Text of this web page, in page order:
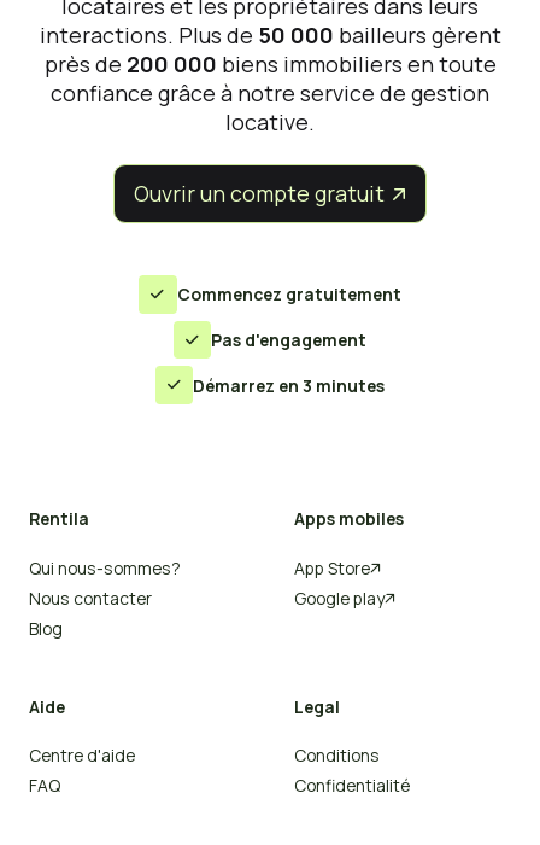
interactions. Plus de 50 000 bailleurs gèrent
près de 200 000 biens immobiliers en toute
confiance grâce à notre service de gestion
locative.
Ouvrir un compte gratuit 
 Commencez gratuitement
 Pas d'engagement
 Démarrez en 3 minutes
Rentila
Qui nous-sommes?
Nous contacter
Blog
Apps mobiles
App Store
Google play
Aide
Centre d'aide
FAQ
Legal
Conditions
Confidentialité